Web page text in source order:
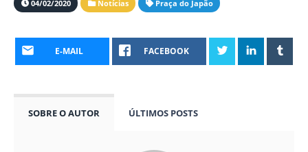
04/02/2020 Notícias Praça do Japão
E-MAIL FACEBOOK
SOBRE O AUTOR ÚLTIMOS POSTS